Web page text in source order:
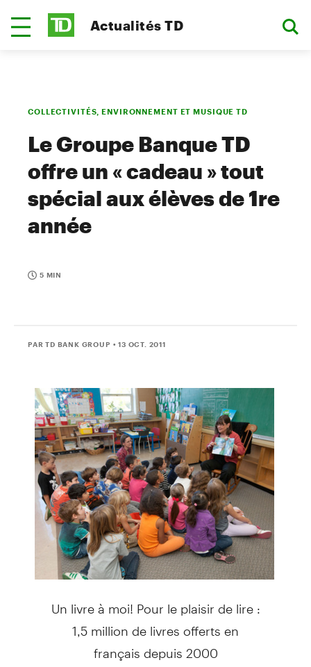
Actualités TD
COLLECTIVITÉS, ENVIRONNEMENT ET MUSIQUE TD
Le Groupe Banque TD
offre un « cadeau » tout
spécial aux élèves de 1re
année
5 MIN
PAR TD BANK GROUP • 13 OCT. 2011
Un livre à moi! Pour le plaisir de lire :
1,5 million de livres offerts en
français depuis 2000